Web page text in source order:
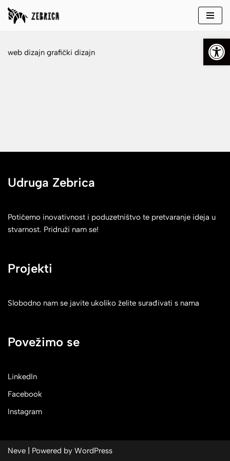
content
web dizajn grafički dizajn
Udruga Zebrica
Potičemo inovativnost i poduzetništvo te pretvaranje ideja u
stvarnost. Pridruži nam se!
Projekti
Slobodno nam se javite ukoliko želite surađivati s nama
Povežimo se
LinkedIn
Facebook
Instagram
Neve | Powered by WordPress